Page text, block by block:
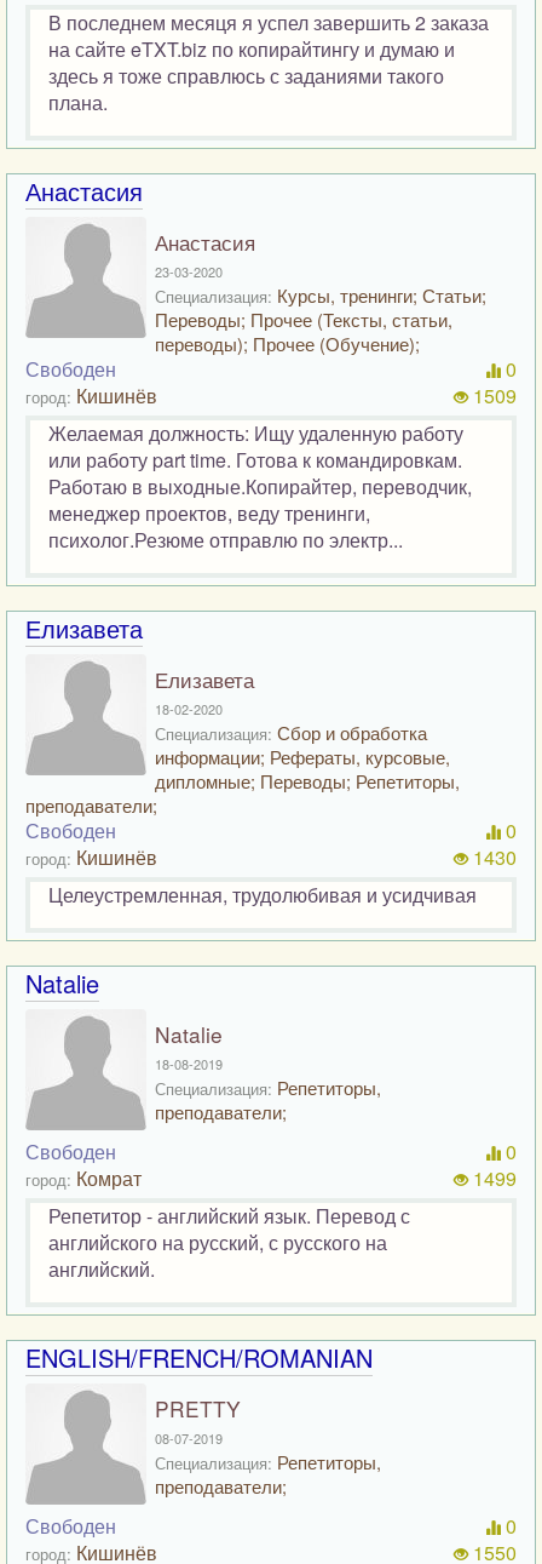
В последнем месяця я успел завершить 2 заказа
на сайте eTXT.biz по копирайтингу и думаю и
здесь я тоже справлюсь с заданиями такого
плана.
Анастасия
Анастасия
23-03-2020
Специализация: Курсы, тренинги; Статьи;
Переводы; Прочее (Тексты, статьи,
переводы); Прочее (Обучение);
Свободен
город: Кишинёв
0
1509
Желаемая должность: Ищу удаленную работу
или работу part time. Готова к командировкам.
Работаю в выходные.Копирайтер, переводчик,
менеджер проектов, веду тренинги,
психолог.Резюме отправлю по электр...
Елизавета
Елизавета
18-02-2020
Специализация: Сбор и обработка
информации; Рефераты, курсовые,
дипломные; Переводы; Репетиторы,
преподаватели;
Свободен
город: Кишинёв
0
1430
Целеустремленная, трудолюбивая и усидчивая
Natalie
Natalie
18-08-2019
Специализация: Репетиторы,
преподаватели;
Свободен
город: Комрат
0
1499
Репетитор - английский язык. Перевод с
английского на русский, с русского на
английский.
ENGLISH/FRENCH/ROMANIAN
PRETTY
08-07-2019
Специализация: Репетиторы,
преподаватели;
Свободен
город: Кишинёв
0
1550